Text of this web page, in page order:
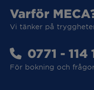
Vi tar
Varför
Vi tänker på
0771 - 114
För bokning och